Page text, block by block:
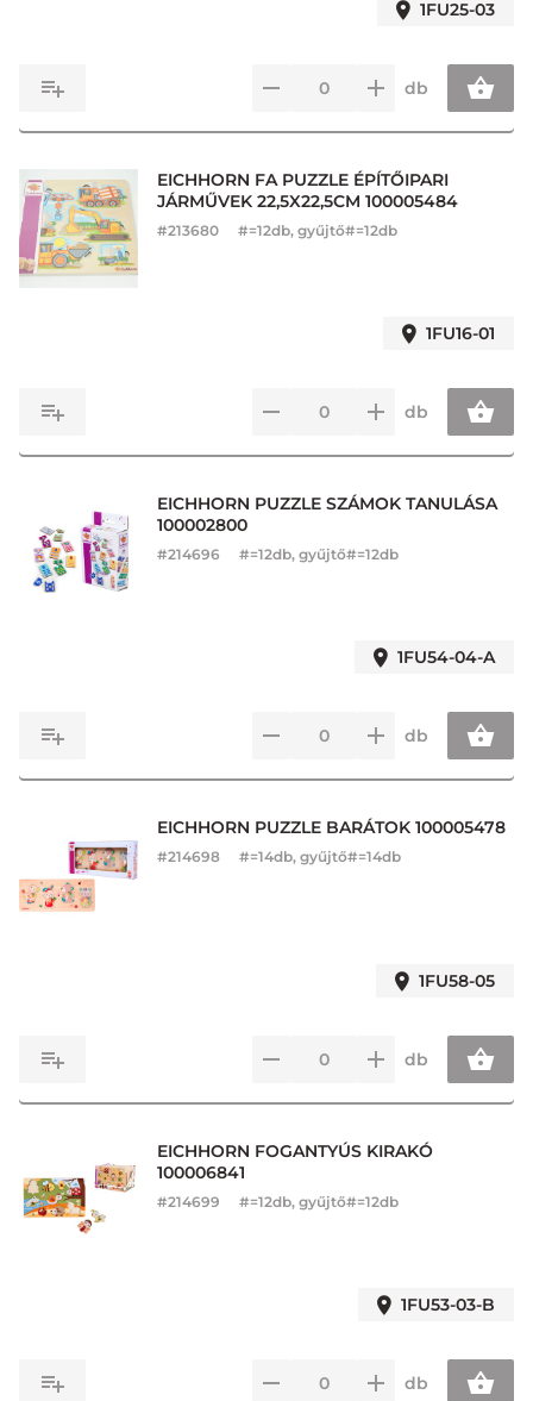
1FU25-03
db
EICHHORN FA PUZZLE ÉPÍTŐIPARI
JÁRMŰVEK 22,5X22,5CM 100005484
#213680 #=12db, gyűjtő#=12db
1FU16-01
db
EICHHORN PUZZLE SZÁMOK TANULÁSA
100002800
#214696 #=12db, gyűjtő#=12db
1FU54-04-A
db
EICHHORN PUZZLE BARÁTOK 100005478
#214698 #=14db, gyűjtő#=14db
1FU58-05
db
EICHHORN FOGANTYÚS KIRAKÓ
100006841
#214699 #=12db, gyűjtő#=12db
1FU53-03-B
db